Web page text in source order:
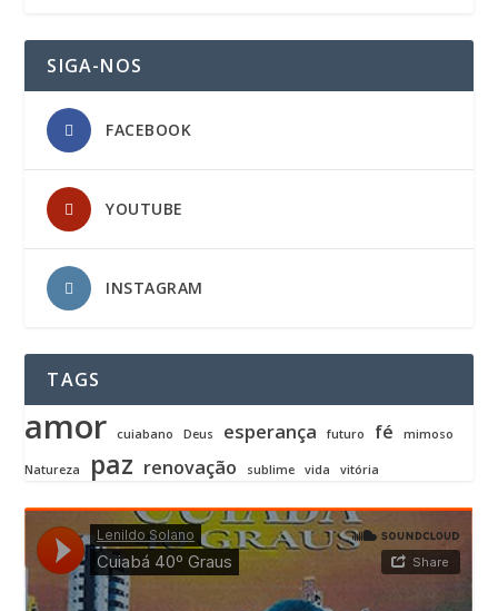
SIGA-NOS
FACEBOOK
YOUTUBE
INSTAGRAM
TAGS
amor cuiabano Deus esperança futuro fé mimoso
Natureza paz renovação sublime vida vitória